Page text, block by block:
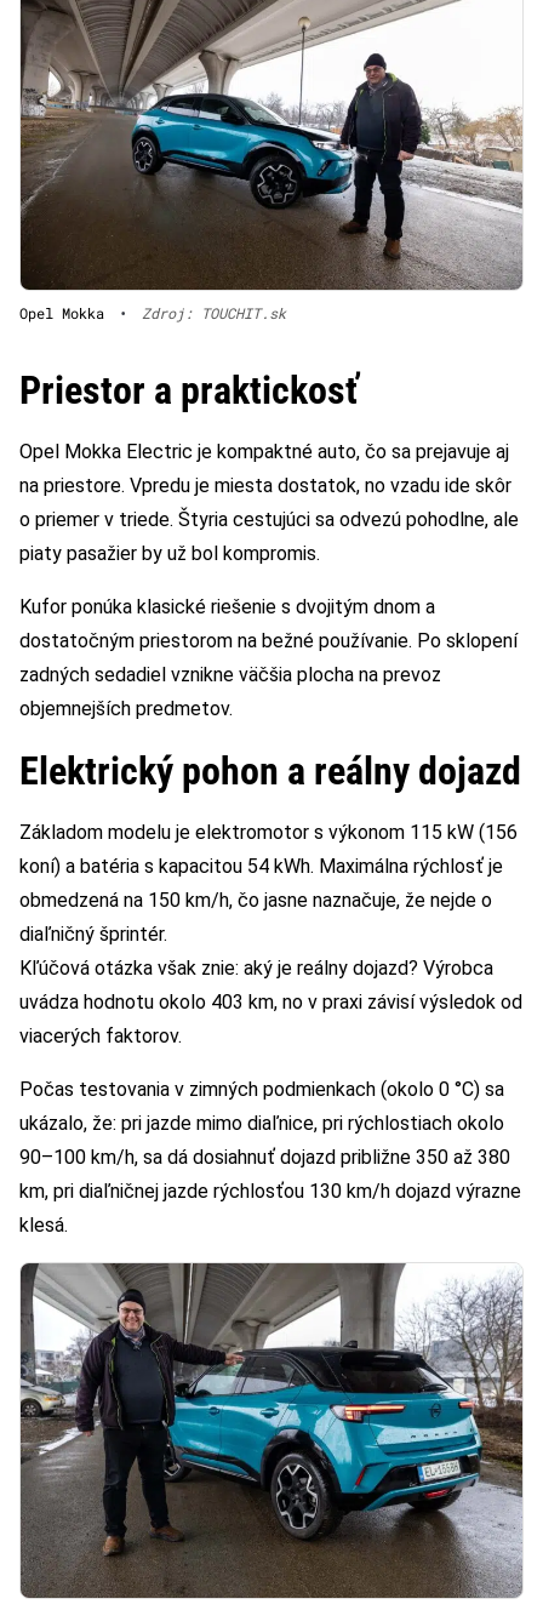
Opel Mokka • Zdroj: TOUCHIT.sk
Priestor a praktickosť
Opel Mokka Electric je kompaktné auto, čo sa prejavuje aj
na priestore. Vpredu je miesta dostatok, no vzadu ide skôr
o priemer v triede. Štyria cestujúci sa odvezú pohodlne, ale
piaty pasažier by už bol kompromis.
Kufor ponúka klasické riešenie s dvojitým dnom a
dostatočným priestorom na bežné používanie. Po sklopení
zadných sedadiel vznikne väčšia plocha na prevoz
objemnejších predmetov.
Elektrický pohon a reálny dojazd
Základom modelu je elektromotor s výkonom 115 kW (156
koní) a batéria s kapacitou 54 kWh. Maximálna rýchlosť je
obmedzená na 150 km/h, čo jasne naznačuje, že nejde o
diaľničný šprintér.
Kľúčová otázka však znie: aký je reálny dojazd? Výrobca
uvádza hodnotu okolo 403 km, no v praxi závisí výsledok od
viacerých faktorov.
Počas testovania v zimných podmienkach (okolo 0 °C) sa
ukázalo, že: pri jazde mimo diaľnice, pri rýchlostiach okolo
90–100 km/h, sa dá dosiahnuť dojazd približne 350 až 380
km, pri diaľničnej jazde rýchlosťou 130 km/h dojazd výrazne
klesá.